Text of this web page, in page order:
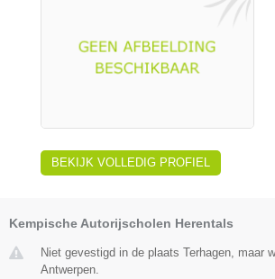
BEKIJK VOLLEDIG PROFIEL
Kempische Autorijscholen Herentals
Niet gevestigd in de plaats Terhagen, maar
Antwerpen.